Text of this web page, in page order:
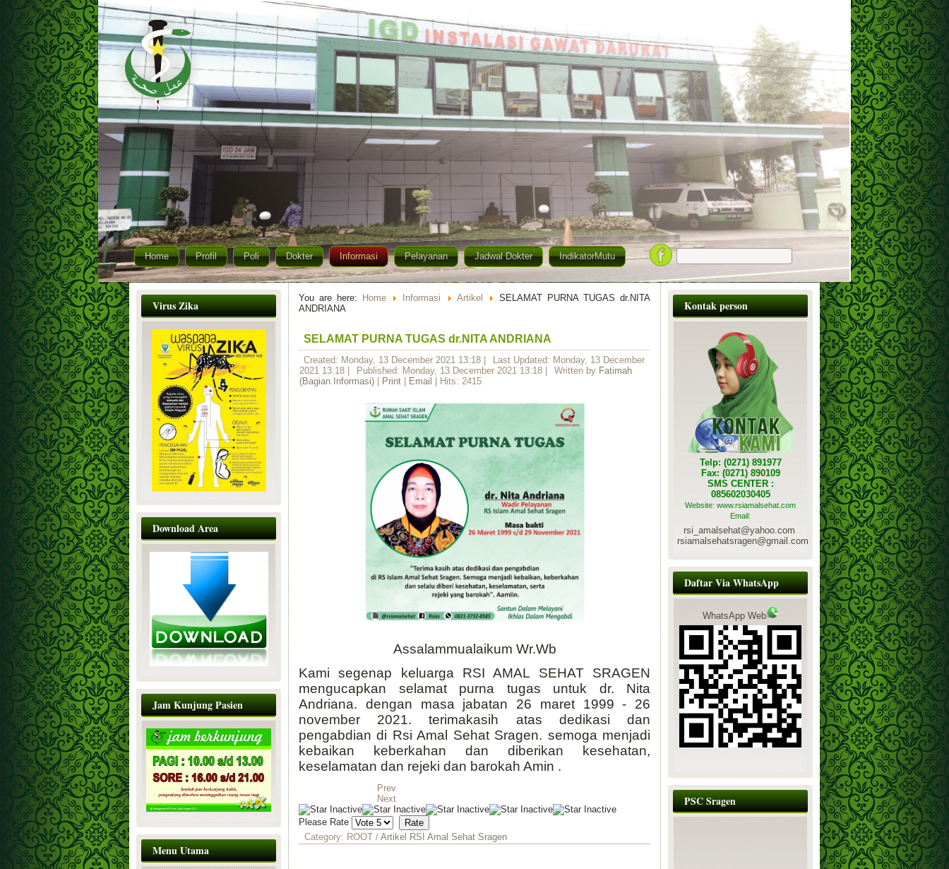
Home Profil Poli Dokter Informasi Pelayanan Jadwal Dokter IndikatorMutu
Virus Zika
Download Area
Jam Kunjung Pasien
Menu Utama
You are here: Home Informasi Artikel
SELAMAT PURNA TUGAS dr.NITA
ANDRIANA
SELAMAT PURNA TUGAS dr.NITA ANDRIANA
Created: Monday, 13 December 2021 13:18
Last Updated: Monday, 13 December
2021 13:18
Published: Monday, 13 December 2021 13:18 Written by Fatimah
(Bagian Informasi)
Print Email | Hits: 2415
Assalammualaikum Wr.Wb
Kami segenap keluarga RSI AMAL SEHAT SRAGEN
mengucapkan selamat purna tugas untuk dr. Nita
Andriana. dengan masa jabatan 26 maret 1999 - 26
november 2021. terimakasih atas dedikasi dan
pengabdian di Rsi Amal Sehat Sragen. semoga menjadi
kebaikan keberkahan dan diberikan kesehatan,
keselamatan dan rejeki dan barokah Amin .
Prev
Next
Please Rate
Category: ROOT / Artikel RSI Amal Sehat Sragen
Kontak person
Telp: (0271) 891977
Fax: (0271) 890109
SMS CENTER :
085602030405
Website: www.rsiamalsehat.com
Email:
rsi_amalsehat@yahoo.com
rsiamalsehatsragen@gmail.com
Daftar Via WhatsApp
WhatsApp Web
PSC Sragen